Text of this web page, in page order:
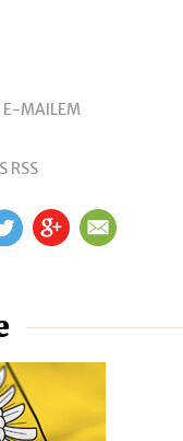
E-MAILEM
RSS
GP EM